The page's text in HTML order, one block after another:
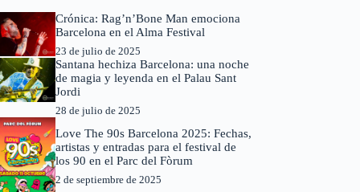
Crónica: Rag’n’Bone Man emociona
Barcelona en el Alma Festival
23 de julio de 2025
Santana hechiza Barcelona: una noche
de magia y leyenda en el Palau Sant
Jordi
28 de julio de 2025
Love The 90s Barcelona 2025: Fechas,
artistas y entradas para el festival de
los 90 en el Parc del Fòrum
2 de septiembre de 2025